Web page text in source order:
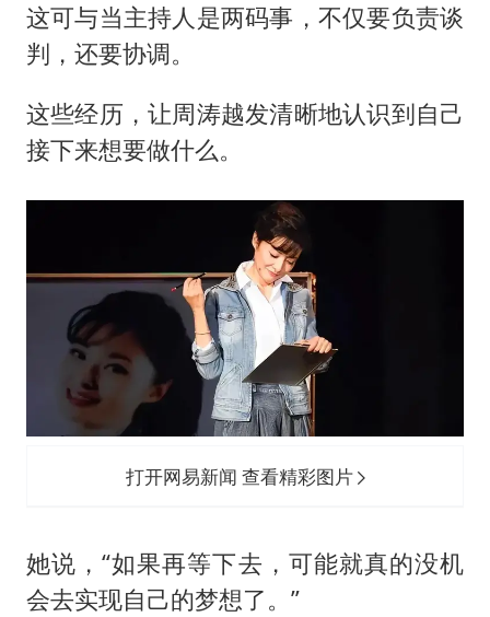
这可与当主持人是两码事，不仅要负责谈
判，还要协调。
这些经历，让周涛越发清晰地认识到自己
接下来想要做什么。
打开网易新闻 查看精彩图片
她说，“如果再等下去，可能就真的没机
会去实现自己的梦想了。”